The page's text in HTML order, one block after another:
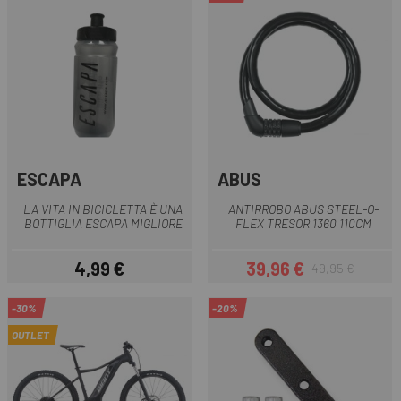
ESCAPA
LA VITA IN BICICLETTA È UNA
BOTTIGLIA ESCAPA MIGLIORE
Prezzo
4,99 €
ABUS
ANTIRROBO ABUS STEEL-O-
FLEX TRESOR 1360 110CM
Prezzo
39,96 €Prezzo base
49,95 €
-30%
OUTLET
-20%